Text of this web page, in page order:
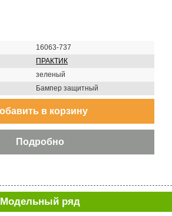
16063-737
ПРАКТИК
зеленый
Бампер защитный
Модельный ряд